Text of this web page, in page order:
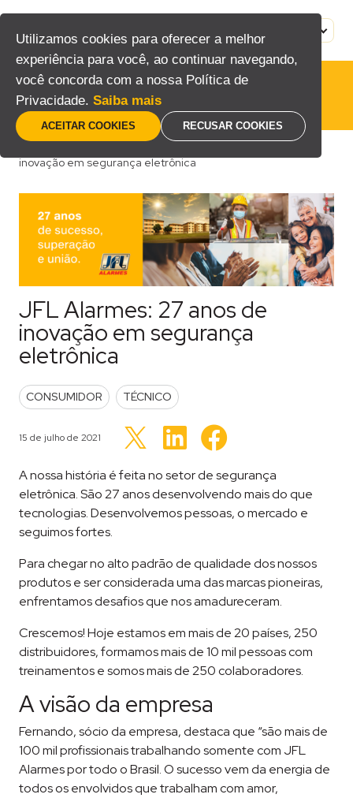
Utilizamos cookies para oferecer a melhor
experiência para você, ao continuar navegando,
você concorda com a nossa Política de
Privacidade. Saiba mais
RECUSAR COOKIES
ACEITAR COOKIES
conteúdo
Home/Blog/Consumidor
JFL Alarmes: 27 anos de
inovação em segurança eletrônica
JFL Alarmes: 27 anos de
inovação em segurança
eletrônica
POSTED IN
CONSUMIDOR TÉCNICO
Publicado em
15 de julho de 2021 Clique
compartilhar
Twitter(abre
em
nova
janela)
Clique
para
compartilhar
em
nova
janela)
em
nova
janela)
A nossa história é feita no setor de segurança
eletrônica. São 27 anos desenvolvendo mais do que
tecnologias. Desenvolvemos pessoas, o mercado e
seguimos fortes.
Para chegar no alto padrão de qualidade dos nossos
produtos e ser considerada uma das marcas pioneiras,
enfrentamos desafios que nos amadureceram.
Crescemos! Hoje estamos em mais de 20 países, 250
distribuidores, formamos mais de 10 mil pessoas com
treinamentos e somos mais de 250 colaboradores.
A visão da empresa
Fernando, sócio da empresa, destaca que “são mais de
100 mil profissionais trabalhando somente com JFL
Alarmes por todo o Brasil. O sucesso vem da energia de
todos os envolvidos que trabalham com amor,